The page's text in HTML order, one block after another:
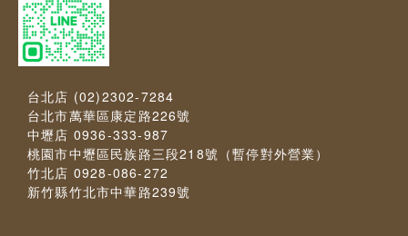
台北店 (02)2302-7284
台北市萬華區康定路226號
中壢店 0936-333-987
桃園市中壢區民族路三段218號（暫停對外營業）
竹北店 0928-086-272
新竹縣竹北市中華路239號